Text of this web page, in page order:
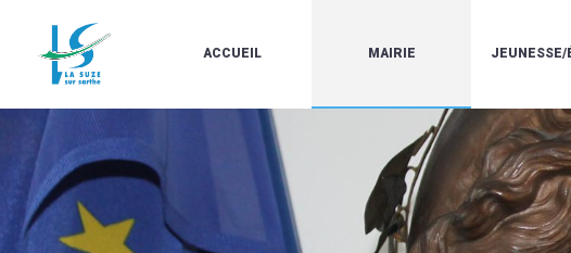
ACCUEIL
SUZE
BULLETINS
MAIRIE
CONTACTS
HORAIRES
URBANISME/PLU
JEUNESSE/
L'ACCUEIL
DE
LOISIRS
LE
/
LES
MERCREDIS
RÉCRÉATIFS